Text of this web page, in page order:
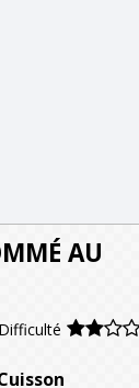
AU
Difficulté